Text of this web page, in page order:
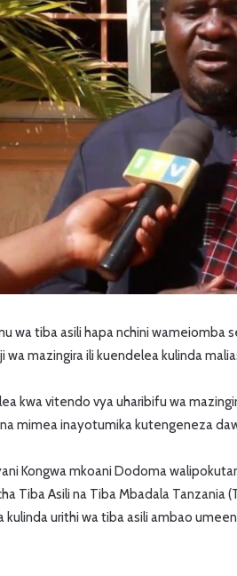
wa tiba asili hapa nchini wameiomba
wa mazingira ili kuendelea kulinda
kwa vitendo vya uharibifu wa
mimea inayotumika kutengeneza
Kongwa mkoani Dodoma
Tiba Asili na Tiba Mbadala Tanzania
kulinda urithi wa tiba asili ambao